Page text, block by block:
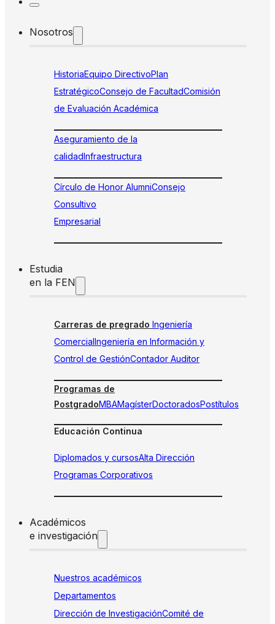
Nosotros
HistoriaEquipo DirectivoPlan
EstratégicoConsejo de FacultadComisión
de Evaluación Académica
Aseguramiento de la
calidadInfraestructura
Círculo de Honor AlumniConsejo
Consultivo
Empresarial
Estudia
en la FEN
Carreras de pregrado Ingeniería
ComercialIngeniería en Información y
Control de GestiónContador Auditor
Programas de
PostgradoMBAMagísterDoctoradosPostítulos
Educación Continua
Diplomados y cursosAlta Dirección
Programas Corporativos
Académicos
e investigación
Nuestros académicos
Departamentos
Dirección de InvestigaciónComité de